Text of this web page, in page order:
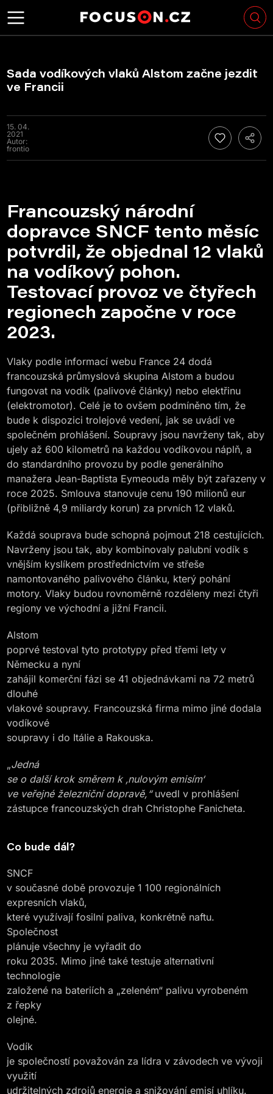
Sada vodíkových vlaků Alstom začne jezdit
ve Francii
15. 04.
2021
Autor:
frontio
Francouzský národní
dopravce SNCF tento měsíc
potvrdil, že objednal 12 vlaků
na vodíkový pohon.
Testovací provozve čtyřech
regionech započne v roce
2023.
Vlaky podle informací webu France 24 dodá
francouzská průmyslová skupina Alstom a budou
fungovat na vodík (palivové články) nebo elektřinu
(elektromotor). Celé je to ovšem podmíněno tím, že
bude k dispozici trolejové vedení, jak se uvádí ve
společném prohlášení. Soupravy jsou navrženy tak, aby
ujely až 600 kilometrů na každou vodíkovou náplň, a
do standardního provozu by podle generálního
manažera Jean-Baptista Eymeouda měly být zařazeny v
roce 2025. Smlouva stanovuje cenu 190 milionů eur
(přibližně 4,9 miliardy korun) za prvních 12 vlaků.
Každá souprava bude schopná pojmout 218 cestujících.
Navrženy jsou tak, aby kombinovaly palubní vodík s
vnějším kyslíkem prostřednictvím ve střeše
namontovaného palivového článku, který pohání
motory. Vlaky budou rovnoměrně rozděleny mezi čtyři
regiony ve východní a jižní Francii.
Alstom
poprvé testoval tyto prototypy před třemi lety v
Německu a nyní
zahájil komerční fázi se 41 objednávkami na 72 metrů
dlouhé
vlakové soupravy. Francouzská firma mimo jiné dodala
vodíkové
soupravy i do Itálie a Rakouska.
„Jedná
se o další krok směrem k ‚nulovým emisím‘
ve veřejné železniční dopravě,“uvedl v prohlášení
zástupce francouzských drah Christophe Fanicheta.
Co bude dál?
SNCF
v současné době provozuje 1 100 regionálních
expresních vlaků,
které využívají fosilní paliva, konkrétně naftu.
Společnost
plánuje všechny je vyřadit do
roku 2035. Mimo jiné také testuje alternativní
technologie
založené na bateriích a „zeleném“ palivu vyrobeném
z řepky
olejné.
Vodík
je společností považován za lídra v závodech ve vývoji
využití
udržitelných zdrojů energie a snižování emisí uhlíku.